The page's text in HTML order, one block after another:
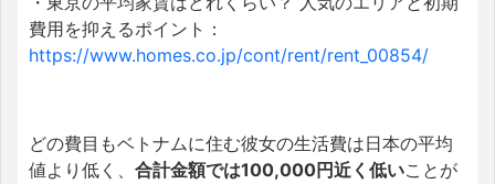
費用を抑えるポイント ：
https://www.homes.co.jp/cont/rent/rent_00854/
どの費目もベトナムに住む彼女の生活費は日本の平均
値より低く、 合計金額では100,000円近く低いことが